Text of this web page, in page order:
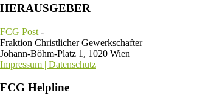
HERAUSGEBER
FCG Post -
Fraktion Christlicher Gewerkschafter
Johann-Böhm-Platz 1, 1020 Wien
Impressum | Datenschutz
FCG Helpline